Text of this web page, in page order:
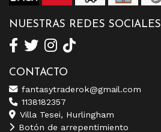
NUESTRAS REDES SOCIALES
CONTACTO
fantasytraderok@gmail.com
1138182357
Villa Tesei, Hurlingham
Botón de arrepentimiento